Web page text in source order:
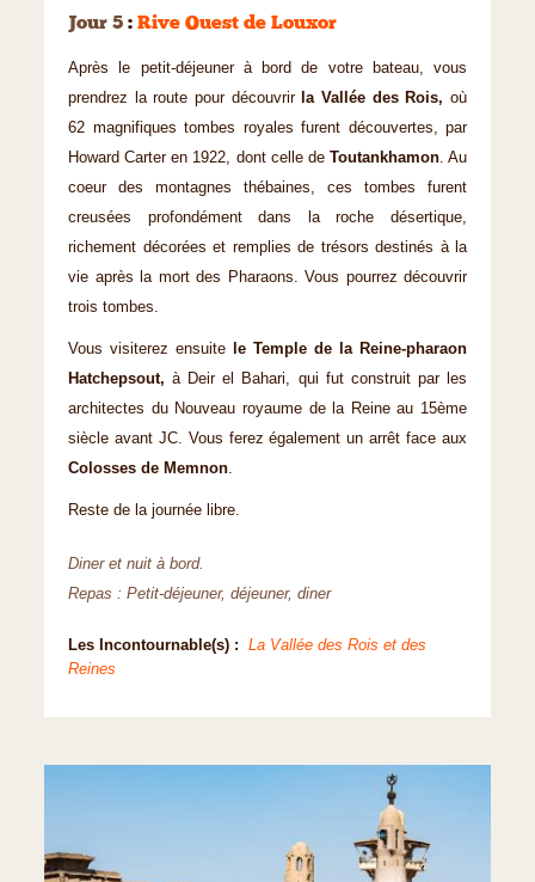
Jour 5 : Rive Ouest de Louxor
Après le petit-déjeuner à bord de votre bateau, vous
prendrez la route pour découvrir la Vallée des Rois, où
62 magnifiques tombes royales furent découvertes, par
Howard Carter en 1922, dont celle de Toutankhamon. Au
coeur des montagnes thébaines, ces tombes furent
creusées profondément dans la roche désertique,
richement décorées et remplies de trésors destinés à la
vie après la mort des Pharaons. Vous pourrez découvrir
trois tombes.
Vous visiterez ensuite
le Temple de la Reine-pharaon
Hatchepsout, à Deir el Bahari, qui fut construit par les
architectes du Nouveau royaume de la Reine au 15ème
siècle avant JC. Vous ferez également un arrêt face aux
Colosses de Memnon.
Reste de la journée libre.
Diner et nuit à bord.
Repas : Petit-déjeuner, déjeuner, diner
Les Incontournable(s) :
La Vallée des Rois et des
Reines